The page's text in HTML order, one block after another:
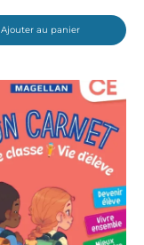
Ajouter au panier